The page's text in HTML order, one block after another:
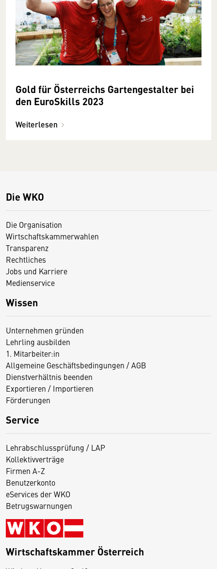
Gold für Österreichs Gartengestalter bei
den EuroSkills 2023
Weiterlesen
Die WKO
Die Organisation
Wirtschaftskammerwahlen
Transparenz
Rechtliches
Jobs und Karriere
Medienservice
Wissen
Unternehmen gründen
Lehrling ausbilden
1. Mitarbeiter:in
Allgemeine Geschäftsbedingungen / AGB
Dienstverhältnis beenden
Exportieren / Importieren
Förderungen
Service
Lehrabschlussprüfung / LAP
Kollektivverträge
Firmen A-Z
Benutzerkonto
eServices der WKO
Betrugswarnungen
Wirtschaftskammer Österreich